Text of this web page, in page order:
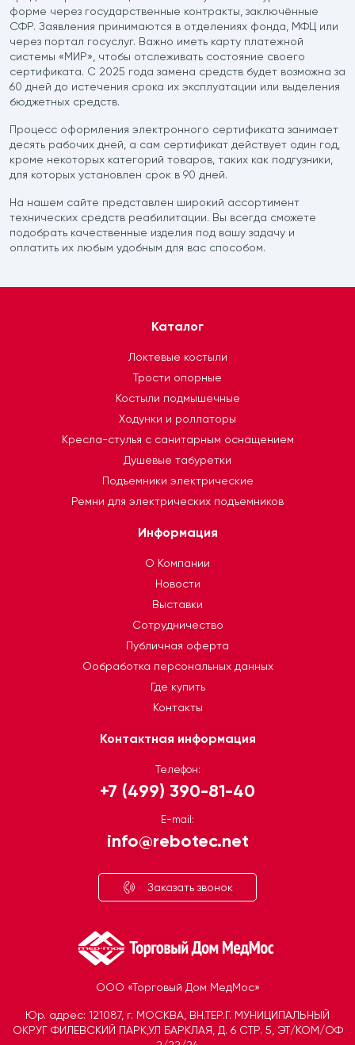
форме через государственные контракты, заключённые
СФР. Заявления принимаются в отделениях фонда, МФЦ или
через портал госуслуг. Важно иметь карту платежной
системы «МИР», чтобы отслеживать состояние своего
сертификата. С 2025 года замена средств будет возможна за
60 дней до истечения срока их эксплуатации или выделения
бюджетных средств.
Процесс оформления электронного сертификата занимает
десять рабочих дней, а сам сертификат действует один год,
кроме некоторых категорий товаров, таких как подгузники,
для которых установлен срок в 90 дней.
На нашем сайте представлен широкий ассортимент
технических средств реабилитации. Вы всегда сможете
подобрать качественные изделия под вашу задачу и
оплатить их любым удобным для вас способом.
ООО «Торговый Дом МедМос»
Юр. адрес: 121087, г. МОСКВА, ВН.ТЕР.Г. МУНИЦИПАЛЬНЫЙ
ОКРУГ ФИЛЕВСКИЙ ПАРК,УЛ БАРКЛАЯ, Д. 6 СТР. 5, ЭТ/КОМ/ОФ
Каталог
Локтевые костыли
Трости опорные
Костыли подмышечные
Ходунки и роллаторы
Кресла-стулья с санитарным оснащением
Душевые табуретки
Подъемники электрические
Ремни для электрических подъемников
Информация
О Компании
Новости
Выставки
Сотрудничество
Публичная оферта
Ообработка персональных данных
Где купить
Контакты
Контактная информация
Телефон:
+7 (499) 390-81-40
E-mail:
info@rebotec.net
Заказать звонок